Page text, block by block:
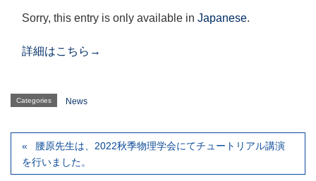
Sorry, this entry is only available in Japanese.
詳細はこちら→
Categories News
腰原先生は、2022秋季物理学会にてチュートリアル講演
を行いました。